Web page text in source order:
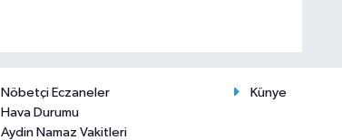
Nöbetçi Eczaneler
Hava Durumu
Aydin Namaz Vakitleri
Künye